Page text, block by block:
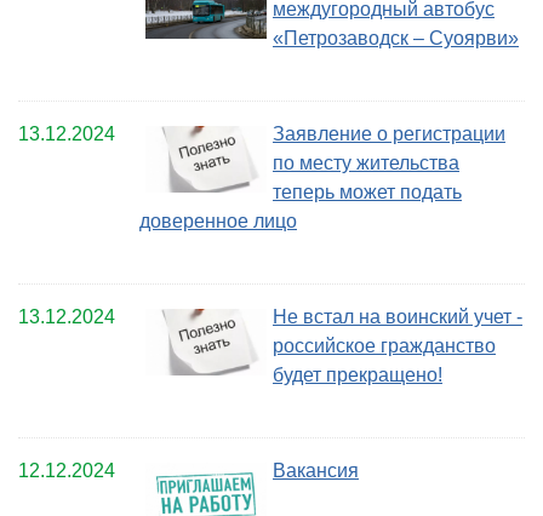
междугородный автобус
«Петрозаводск – Суоярви»
13.12.2024
Заявление о регистрации
по месту жительства
теперь может подать
доверенное лицо
13.12.2024
Не встал на воинский учет -
российское гражданство
будет прекращено!
12.12.2024 Вакансия